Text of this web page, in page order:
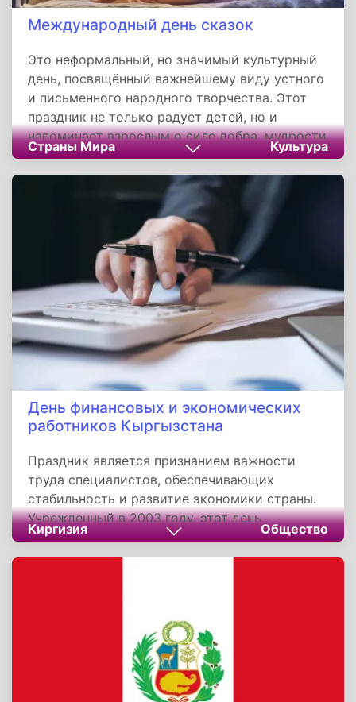
Международный день сказок
Это неформальный, но значимый культурный
день, посвящённый важнейшему виду устного
и письменного народного творчества. Этот
праздник не только радует детей, но и
напоминает взрослым о силе добра, мудрости
и веры в чудеса. Он показывает, что сказка
остаётся актуальной во все времена,
поскольку помогает формировать
нравственные ориентиры и сохранять
культурную память народов.
Страны Мира Культура
День финансовых и экономических
работников Кыргызстана
Праздник является признанием важности
труда специалистов, обеспечивающих
стабильность и развитие экономики страны.
Учрежденный в 2003 году, этот день
подчеркивает вклад финансово-
экономической сферы в социально-
управлении финансовыми ресурсами
Киргизия Общество